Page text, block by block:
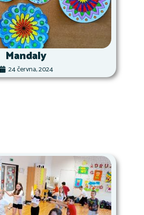
Mandaly
24 června, 2024